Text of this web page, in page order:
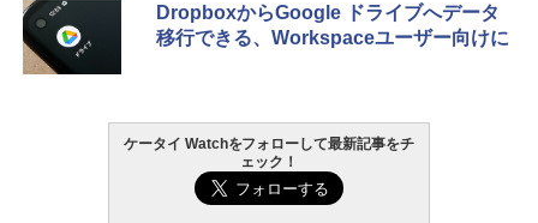
DropboxからGoogle ドライブへデータ
移行できる、Workspaceユーザー向けに
ケータイ Watchをフォローして最新記事をチ
ェック！